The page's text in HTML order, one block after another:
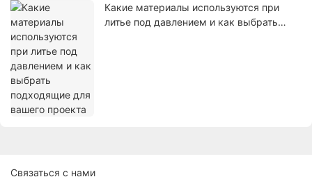
Какие материалы используются при
литье под давлением и как выбрать
Связаться с нами